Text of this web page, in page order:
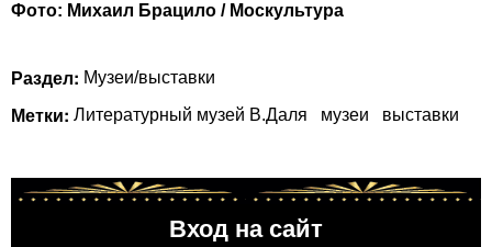
Фото: Михаил Брацило / Москультура
Раздел: Музеи/выставки
Метки: Литературный музей В.Даля музеи выставки
Вход на сайт